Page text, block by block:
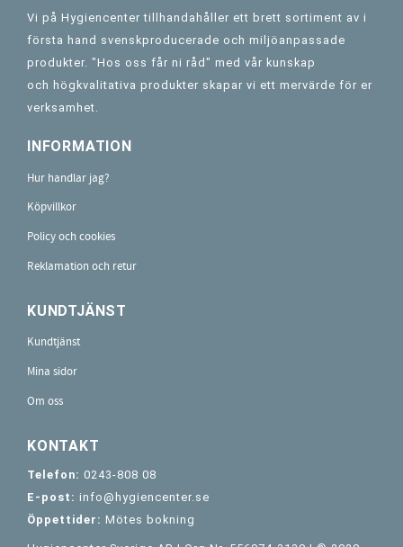
Vi på Hygiencenter tillhandahåller ett brett sortiment av i
första hand svenskproducerade och miljöanpassade
produkter. "Hos oss får ni råd" med vår kunskap
och högkvalitativa produkter skapar vi ett mervärde för er
verksamhet.
INFORMATION
Hur handlar jag?
Köpvillkor
Policy och cookies
Reklamation och retur
KUNDTJÄNST
Kundtjänst
Mina sidor
Om oss
KONTAKT
Telefon: 0243-808 08
E-post: info@hygiencenter.se
Öppettider: Mötes bokning